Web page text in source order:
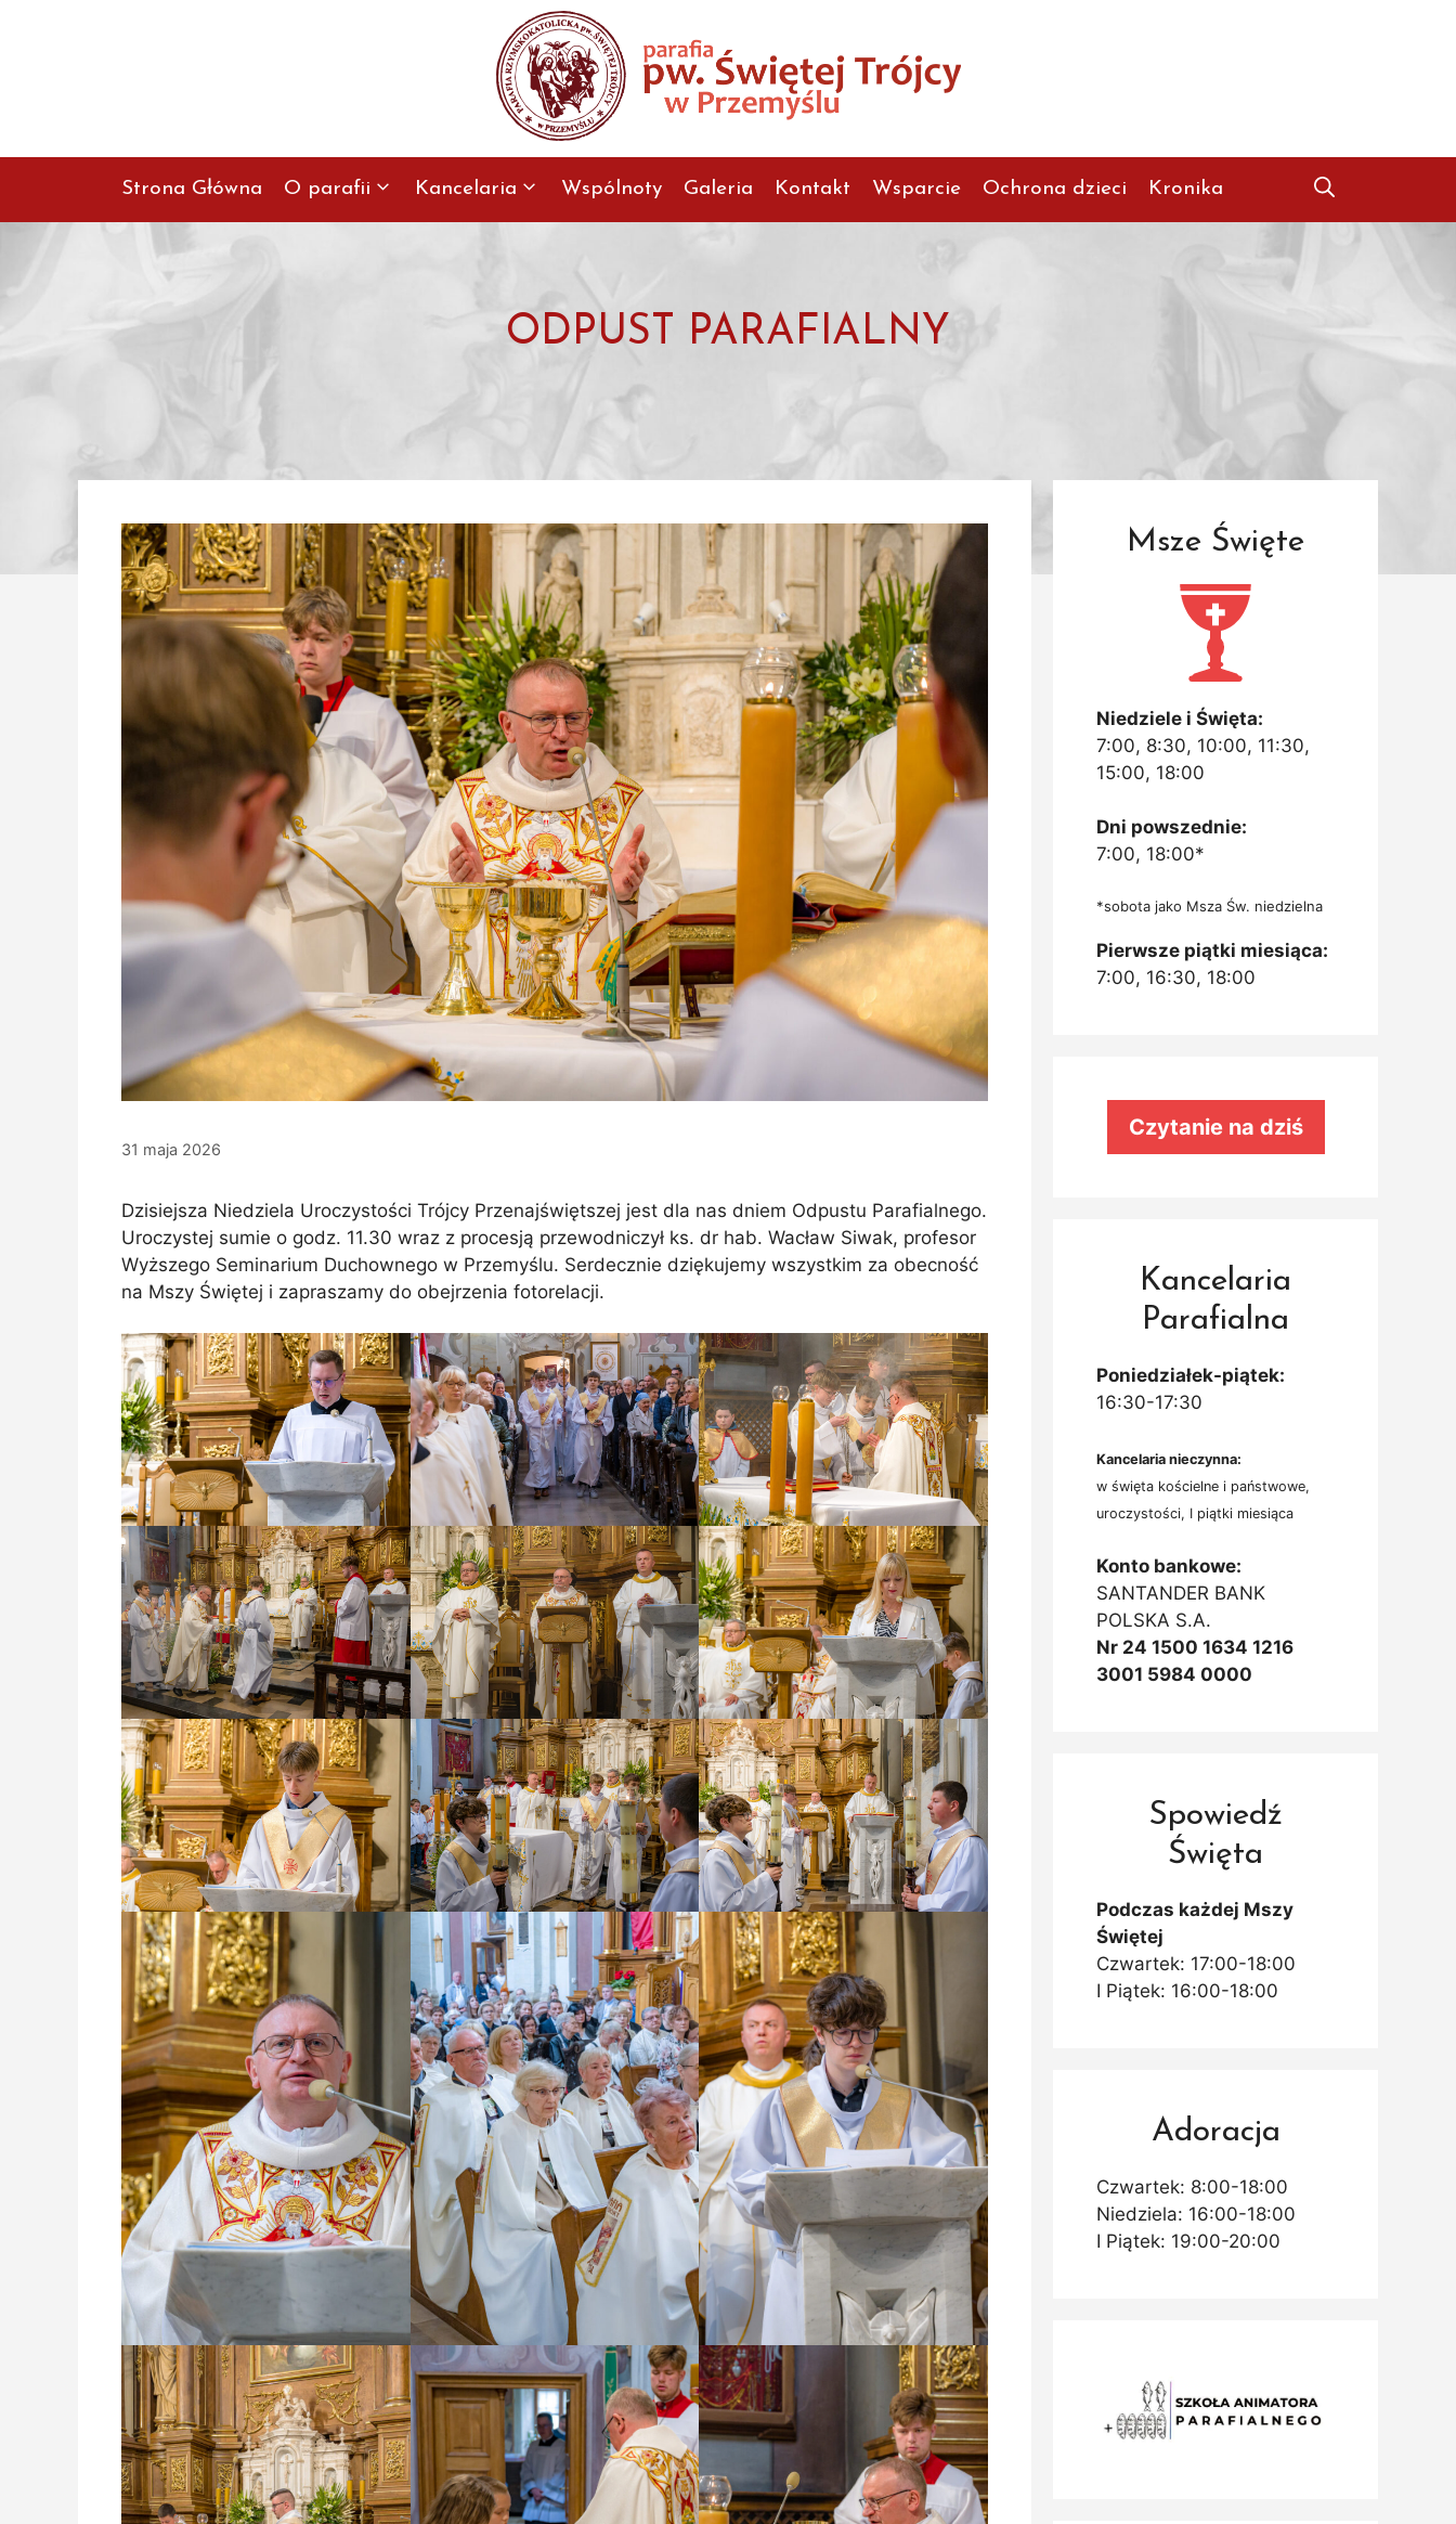
Strona Główna O parafii Kancelaria Wspólnoty Galeria Kontakt Wsparcie Ochrona dzieci Kronika
ODPUST PARAFIALNY
31 maja 2026
Dzisiejsza Niedziela Uroczystości Trójcy Przenajświętszej jest dla nas dniem Odpustu Parafialnego.
Uroczystej sumie o godz. 11.30 wraz z procesją przewodniczył ks. dr hab. Wacław Siwak, profesor
Wyższego Seminarium Duchownego w Przemyślu. Serdecznie dziękujemy wszystkim za obecność
na Mszy Świętej i zapraszamy do obejrzenia fotorelacji.
Msze Święte
Niedziele i Święta:
7:00, 8:30, 10:00, 11:30,
15:00, 18:00
Dni powszednie:
7:00, 18:00*
*sobota jako Msza Św. niedzielna
Pierwsze piątki miesiąca:
7:00, 16:30, 18:00
Czytanie na dziś
Kancelaria
Parafialna
Poniedziałek-piątek:
16:30-17:30
Kancelaria nieczynna:
w święta kościelne i państwowe,
uroczystości, I piątki miesiąca
Konto bankowe:
SANTANDER BANK
POLSKA S.A.
Nr 24 1500 1634 1216
3001 5984 0000
Spowiedź
Święta
Podczas każdej Mszy
Świętej
Czwartek: 17:00-18:00
I Piątek: 16:00-18:00
Adoracja
Czwartek: 8:00-18:00
Niedziela: 16:00-18:00
I Piątek: 19:00-20:00